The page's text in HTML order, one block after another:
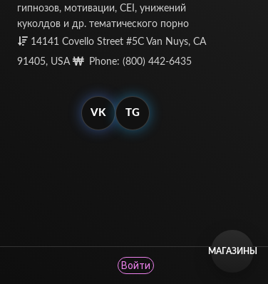
гипнозов, мотивации, CEI, унижений
куколдов и др. тематического порно
14141 Covello Street #5C Van Nuys, CA
91405, USA
Phone: (800) 442-6435
VK TG
Войти
МАГАЗИНЫ